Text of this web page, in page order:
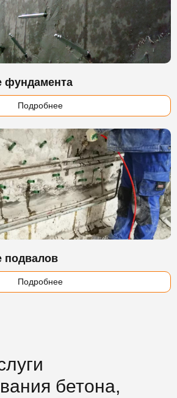
фундамента
Подробнее
подвалов
Подробнее
бетона,